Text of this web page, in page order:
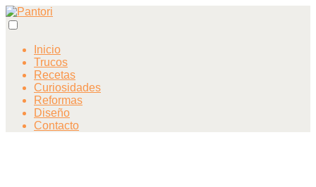
Inicio
Trucos
Recetas
Curiosidades
Reformas
Diseño
Contacto